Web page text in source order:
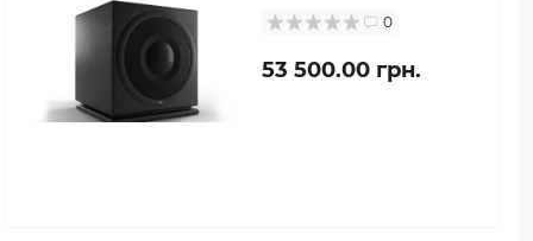
0
53 500.00 грн.